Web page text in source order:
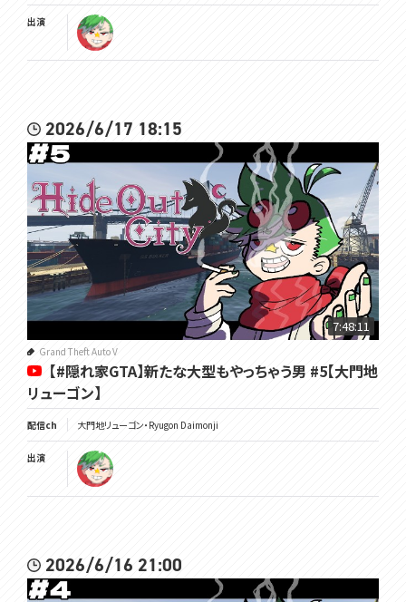
出演
2026/6/17 18:15
7:48:11
Grand Theft Auto V
【#隠れ家GTA】新たな大型もやっちゃう男 #5【大門地
リューゴン】
配信ch 大門地リューゴン・Ryugon Daimonji
出演
2026/6/16 21:00